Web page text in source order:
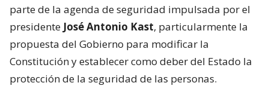
parte de la agenda de seguridad impulsada por el
presidente José Antonio Kast, particularmente la
propuesta del Gobierno para modificar la
Constitución y establecer como deber del Estado la
protección de la seguridad de las personas.